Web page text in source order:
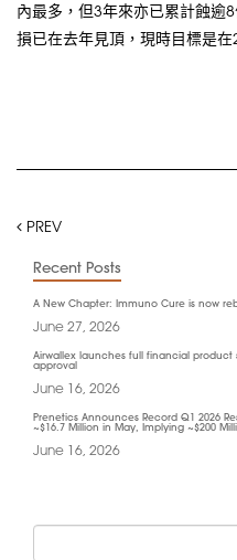
內最多，但3年來亦已累計蝕逾
損已在去年見頂，現時目標是在
PREV
Recent Posts
A New Chapter: Immuno Cure is now
June 27, 2026
Airwallex launches full financial
approval
June 16, 2026
Prenetics Announces Record Q1 2026
~$16.7 Million in May, Implying ~$200
June 16, 2026